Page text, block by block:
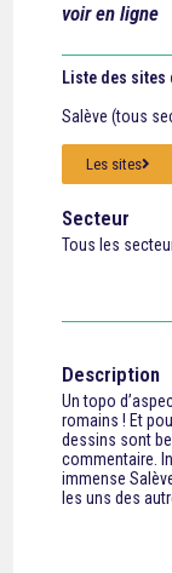
voir en ligne
Liste des sites
Salève (tous
Les sites
Secteur
Tous les
Description
Un topo
romains ! Et
dessins sont
commentaire.
immense
les uns des